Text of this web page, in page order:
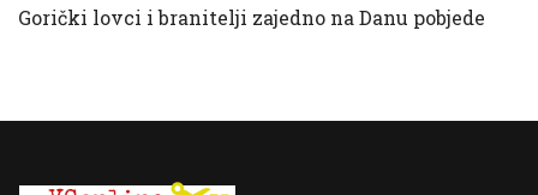
Gorički lovci i branitelji zajedno na Danu pobjede